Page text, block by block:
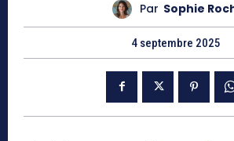
Par Sophie
4 septembre 2025